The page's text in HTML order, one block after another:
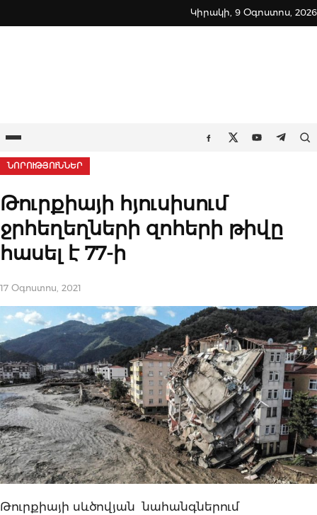
to
Կիրակի, 9 Օգոստոս, 2026
Ընտրացանկ Facebook
TwitterYoutube
ՆՈՐՈՒԹՅՈՒՆՆԵՐ
Թուրքիայի հյուսիսում
ջրհեղեղների զոհերի թիվը
հասել է 77-ի
17 Օգոստոս, 2021
Թուրքիայի սևծովյան նահանգներում